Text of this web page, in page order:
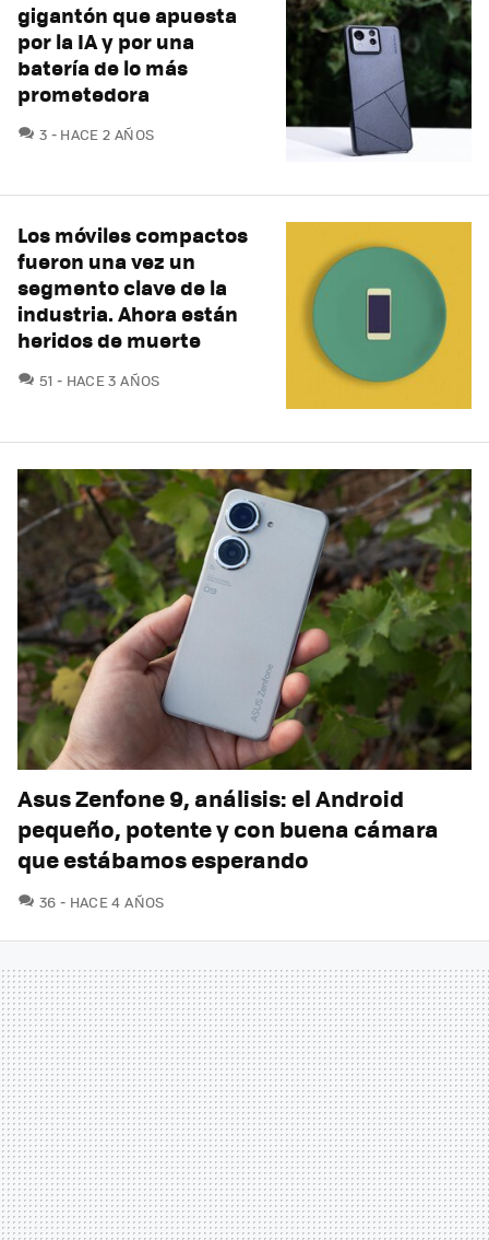
gigantón que apuesta
por la IA y por una
batería de lo más
prometedora
3 COMENTARIOS
HACE 2 AÑOS
Los móviles compactos
fueron una vez un
segmento clave de la
industria. Ahora están
heridos de muerte
51 COMENTARIOS
HACE 3 AÑOS
Asus Zenfone 9, análisis: el Android
pequeño, potente y con buena cámara
que estábamos esperando
36 COMENTARIOS
HACE 4 AÑOS